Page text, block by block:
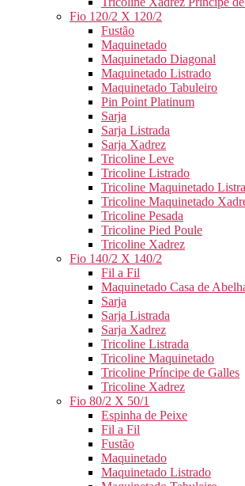
Fio 120/2 X 120/2
Fustão
Maquinetado
Maquinetado Diagonal
Maquinetado Listrado
Maquinetado Tabuleiro
Pin Point Platinum
Sarja
Sarja Listrada
Sarja Xadrez
Tricoline Leve
Tricoline Listrado
Tricoline Maquinetado
Tricoline Maquinetado
Tricoline Pesada
Tricoline Pied Poule
Tricoline Xadrez
Fio 140/2 X 140/2
Fil a Fil
Maquinetado Casa de
Sarja
Sarja Listrada
Sarja Xadrez
Tricoline Listrada
Tricoline Maquinetado
Tricoline Príncipe de Galles
Tricoline Xadrez
Fio 80/2 X 50/1
Espinha de Peixe
Fil a Fil
Fustão
Maquinetado
Maquinetado Listrado